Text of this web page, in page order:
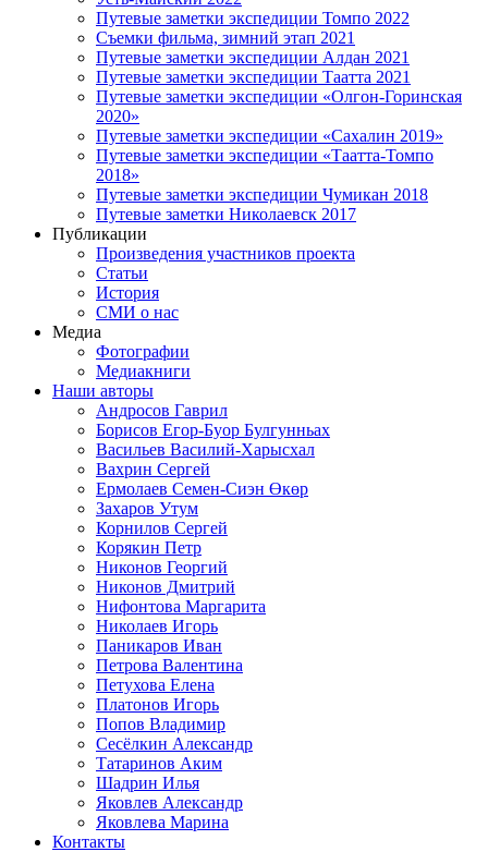
Путевые заметки экспедиции Томпо 2022
Съемки фильма, зимний этап 2021
Путевые заметки экспедиции Алдан 2021
Путевые заметки экспедиции Таатта 2021
Путевые заметки экспедиции «Олгон-Горинская
2020»
Путевые заметки экспедиции «Сахалин 2019»
Путевые заметки экспедиции «Таатта-Томпо
2018»
Путевые заметки экспедиции Чумикан 2018
Путевые заметки Николаевск 2017
Публикации
Произведения участников проекта
Статьи
История
СМИ о нас
Медиа
Фотографии
Медиакниги
Наши авторы
Андросов Гаврил
Борисов Егор-Буор Булгунньах
Васильев Василий-Харысхал
Вахрин Сергей
Ермолаев Семен-Сиэн Өкөр
Захаров Утум
Корнилов Сергей
Корякин Петр
Никонов Георгий
Никонов Дмитрий
Нифонтова Маргарита
Николаев Игорь
Паникаров Иван
Петрова Валентина
Петухова Елена
Платонов Игорь
Попов Владимир
Сесёлкин Александр
Татаринов Аким
Шадрин Илья
Яковлев Александр
Яковлева Марина
Контакты